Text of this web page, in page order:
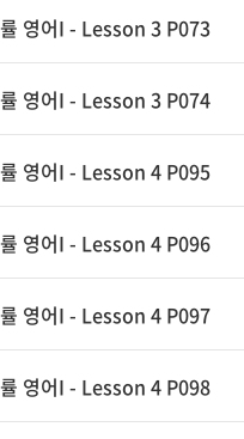
영어I - Lesson 3 P073
영어I - Lesson 3 P074
영어I - Lesson 4 P095
영어I - Lesson 4 P096
영어I - Lesson 4 P097
영어I - Lesson 4 P098